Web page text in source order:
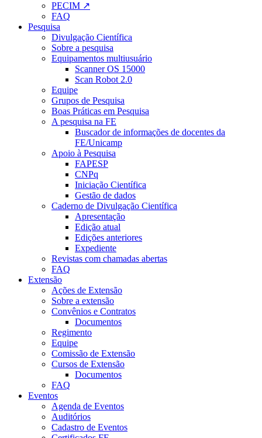
PECIM ↗
FAQ
Pesquisa
Divulgação Científica
Sobre a pesquisa
Equipamentos multiusuário
Scanner OS 15000
Scan Robot 2.0
Equipe
Grupos de Pesquisa
Boas Práticas em Pesquisa
A pesquisa na FE
Buscador de informações de docentes da
FE/Unicamp
Apoio à Pesquisa
FAPESP
CNPq
Iniciação Científica
Gestão de dados
Caderno de Divulgação Científica
Apresentação
Edição atual
Edições anteriores
Expediente
Revistas com chamadas abertas
FAQ
Extensão
Ações de Extensão
Sobre a extensão
Convênios e Contratos
Documentos
Regimento
Equipe
Comissão de Extensão
Cursos de Extensão
Documentos
FAQ
Eventos
Agenda de Eventos
Auditórios
Cadastro de Eventos